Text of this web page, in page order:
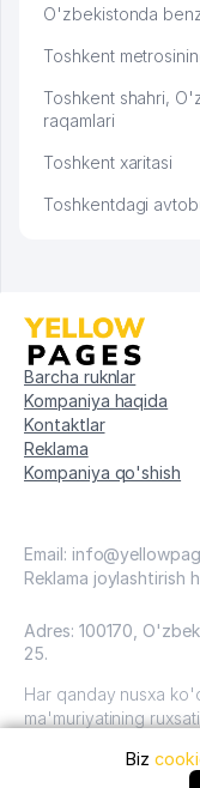
O'zbekistonda
Toshkent
Toshkent shahri,
raqamlari
Toshkent xaritasi
Toshkentdagi
Barcha ruknlar
Kompaniya haqida
Kontaktlar
Reklama
Kompaniya qo'shish
Email:
Reklama joylashtirish
Adres: 100170,
25.
Har qanday nusxa
ma'muriyatining
O'zbekiston, 2009 -
Biz